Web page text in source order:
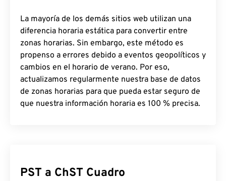
La mayoría de los demás sitios web utilizan una
diferencia horaria estática para convertir entre
zonas horarias. Sin embargo, este método es
propenso a errores debido a eventos geopolíticos y
cambios en el horario de verano. Por eso,
actualizamos regularmente nuestra base de datos
de zonas horarias para que pueda estar seguro de
que nuestra información horaria es 100 % precisa.
PST a ChST Cuadro